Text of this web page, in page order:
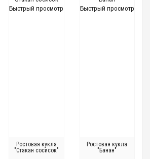
Быстрый просмотр
Ростовая кукла
"Стакан сосисок"
Быстрый просмотр
Ростовая кукла
"Банан"